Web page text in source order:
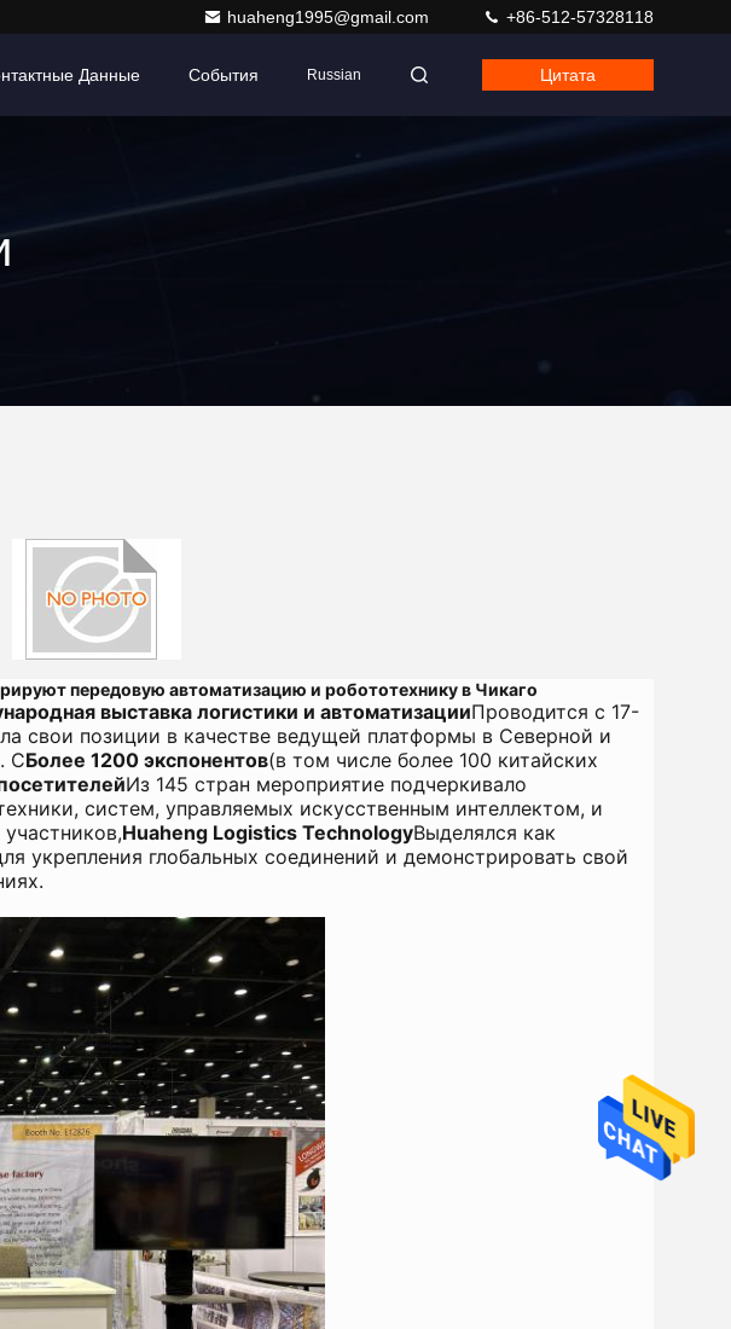
huaheng1995@gmail.com +86-512-57328118
Данные События Russian Цитата
передовую автоматизацию и робототехнику в Чикаго
выставка логистики и автоматизацииПроводится с 17-
свои позиции в качестве ведущей платформы в Северной и
СБолее 1200 экспонентов(в том числе более 100 китайских
Из 145 стран мероприятие подчеркивало
систем, управляемых искусственным интеллектом, и
Huaheng Logistics TechnologyВыделялся как
укрепления глобальных соединений и демонстрировать свой